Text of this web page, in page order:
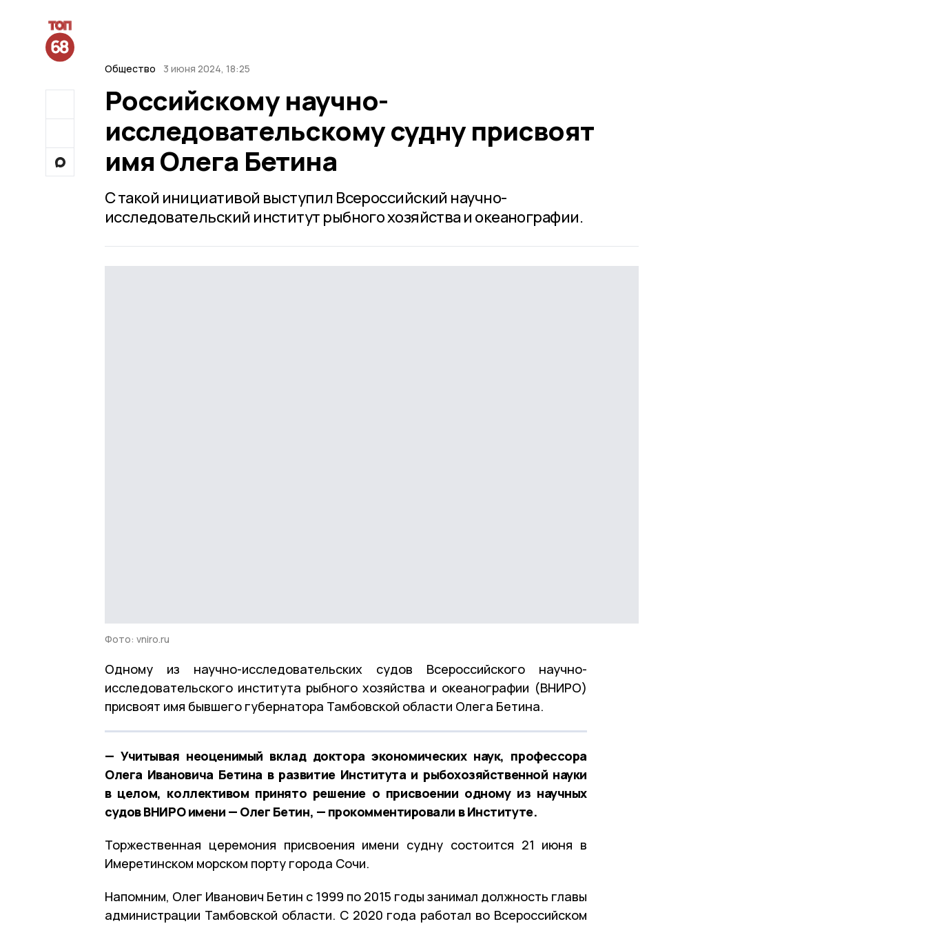
Общество 3 июня 2024, 18:25
Российскому научно-
исследовательскому судну присвоят
имя Олега Бетина
С такой инициативой выступил Всероссийский научно-
исследовательский институт рыбного хозяйства и океанографии.
Фото: vniro.ru
Одному из научно-исследовательских судов Всероссийского научно-
исследовательского института рыбного хозяйства и океанографии (ВНИРО)
присвоят имя бывшего губернатора Тамбовской области Олега Бетина.
— Учитывая неоценимый вклад доктора экономических наук, профессора
Олега Ивановича Бетина в развитие Института и рыбохозяйственной науки
в целом, коллективом принято решение о присвоении одному из научных
судов ВНИРО имени — Олег Бетин, — прокомментировали в Институте.
Торжественная церемония присвоения имени судну состоится 21 июня в
Имеретинском морском порту города Сочи.
Напомним, Олег Иванович Бетин с 1999 по 2015 годы занимал должность главы
администрации Тамбовской области. С 2020 года работал во Всероссийском